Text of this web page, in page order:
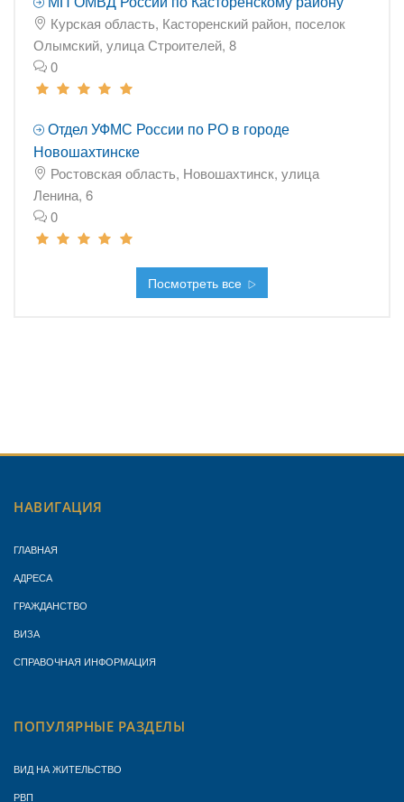
Курская область, Касторенский район, поселок
Олымский, улица Строителей, 8
0
Отдел УФМС России по РО в городе
Новошахтинске
Ростовская область, Новошахтинск, улица
Ленина, 6
0
Посмотреть все
НАВИГАЦИЯ
ГЛАВНАЯ
АДРЕСА
ГРАЖДАНСТВО
ВИЗА
СПРАВОЧНАЯ ИНФОРМАЦИЯ
ПОПУЛЯРНЫЕ РАЗДЕЛЫ
ВИД НА ЖИТЕЛЬСТВО
РВП